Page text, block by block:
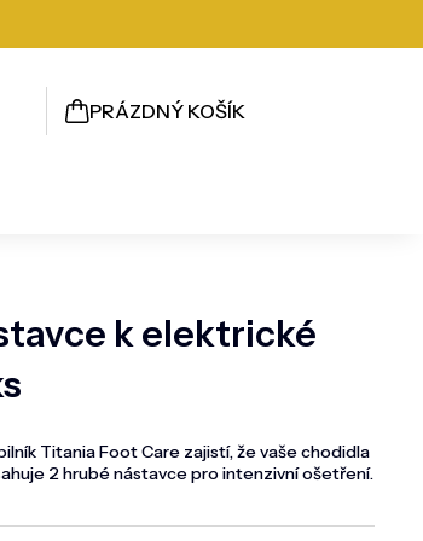
NÁKUPNÍ
PRÁZDNÝ KOŠÍK
k elektrické
Titania Foot Care zajistí, že vaše chodidla
2 hrubé nástavce pro intenzivní ošetření.